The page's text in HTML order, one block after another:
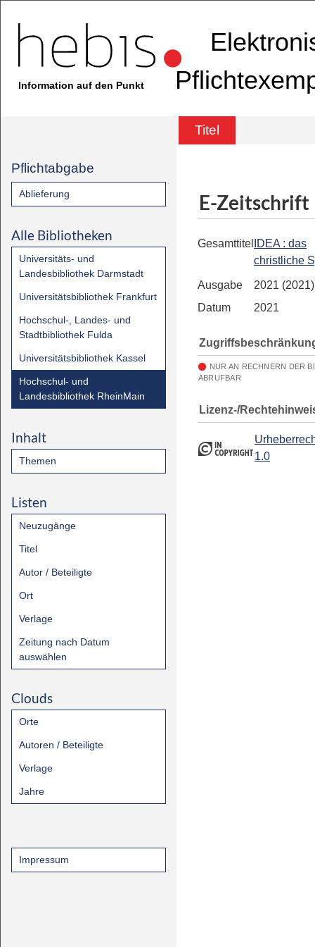
Information auf den Punkt
Titel
Pflichtabgabe
Ablieferung
Alle Bibliotheken
Universitäts- und
Landesbibliothek Darmstadt
Universitätsbibliothek Frankfurt
Hochschul-, Landes- und
Stadtbibliothek Fulda
Universitätsbibliothek Kassel
Hochschul- und
Landesbibliothek RheinMain
Inhalt
Themen
Listen
Neuzugänge
Titel
Autor / Beteiligte
Ort
Verlage
Zeitung nach Datum
auswählen
Clouds
Orte
Autoren / Beteiligte
Verlage
Jahre
Impressum
E-Zeitschrift
Gesamttitel IDEA : das
christliche
Ausgabe
2021
Datum
2021
NUR AN RECHNERN DER
ABRUFBAR
Lizenz-/
1.0